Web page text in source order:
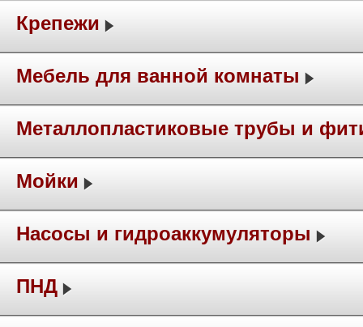
Крепежи
Мебель для ванной комнаты
Металлопластиковые трубы и
Мойки
Насосы и гидроаккумуляторы
ПНД